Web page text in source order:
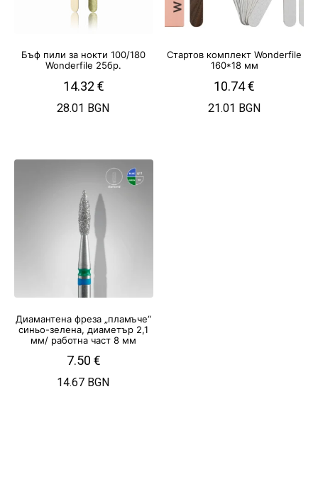
Бъф пили за нокти 100/180
Wonderfile 25бр.
14.32 €
28.01 BGN
Стартов комплект Wonderfile
160*18 мм
10.74€
21.01 BGN
Диамантена фреза „пламъче“
синьо-зелена, диаметър 2,1
мм/ работна част 8 мм
7.50 €
14.67 BGN